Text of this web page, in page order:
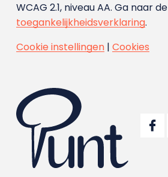
WCAG 2.1, niveau AA. Ga naar de
toegankelijkheidsverklaring.
Cookie instellingen| Cookies